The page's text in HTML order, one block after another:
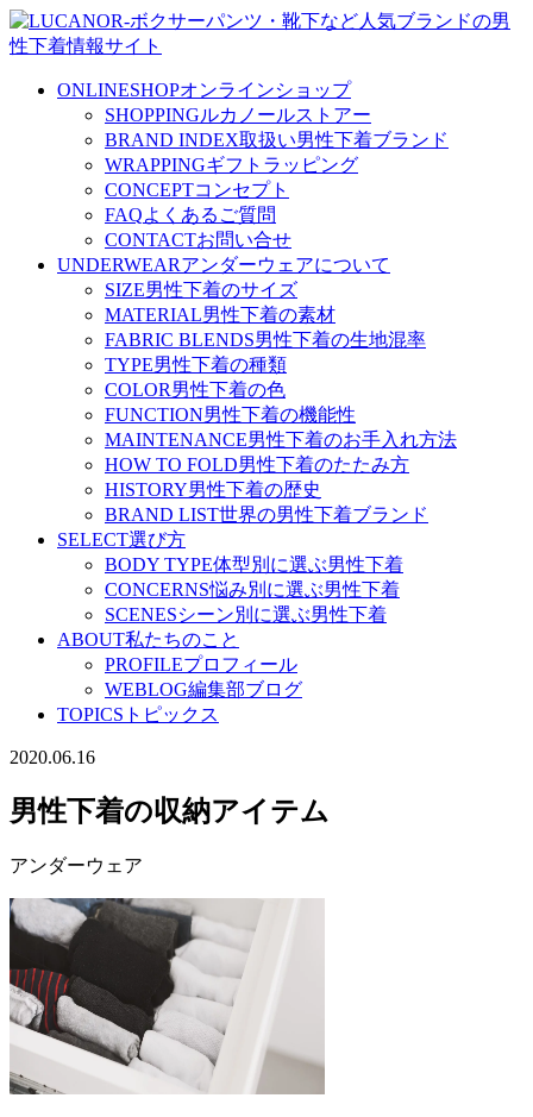
ONLINESHOPオンラインショップ
SHOPPINGルカノールストアー
BRAND INDEX取扱い男性下着ブランド
WRAPPINGギフトラッピング
CONCEPTコンセプト
FAQよくあるご質問
CONTACTお問い合せ
UNDERWEARアンダーウェアについて
SIZE男性下着のサイズ
MATERIAL男性下着の素材
FABRIC BLENDS男性下着の生地混率
TYPE男性下着の種類
COLOR男性下着の色
FUNCTION男性下着の機能性
MAINTENANCE男性下着のお手入れ方法
HOW TO FOLD男性下着のたたみ方
HISTORY男性下着の歴史
BRAND LIST世界の男性下着ブランド
SELECT選び方
BODY TYPE体型別に選ぶ男性下着
CONCERNS悩み別に選ぶ男性下着
SCENESシーン別に選ぶ男性下着
ABOUT私たちのこと
PROFILEプロフィール
WEBLOG編集部ブログ
TOPICS トピックス
2020.06.16
男性下着の収納アイテム
アンダーウェア